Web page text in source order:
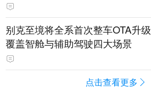
别克至境将全系首次整车OTA升级
覆盖智舱与辅助驾驶四大场景
点击查看更多